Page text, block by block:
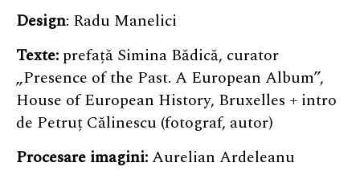
Design: Radu Manelici
Texte: prefață Simina Bădică, curator
„Presence of the Past. A European Album”,
House of European History, Bruxelles + intro
de Petruț Călinescu (fotograf, autor)
Procesare imagini:Aurelian Ardeleanu